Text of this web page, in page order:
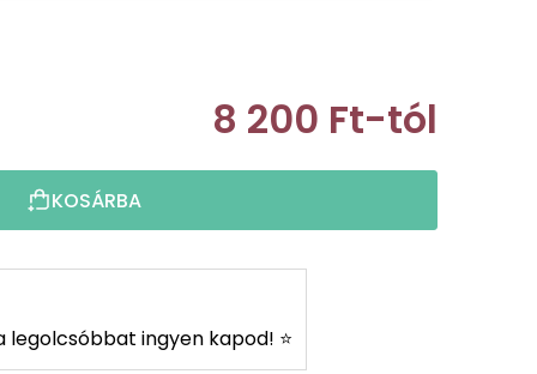
8 200 Ft-tól
KOSÁRBA
legolcsóbbat ingyen kapod! ⭐